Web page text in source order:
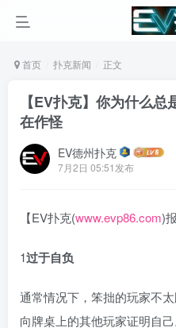
首页 扑克新闻 正文
【EV扑克】你为什么
在作怪
EV德州扑克
7月2日 05:51发布
【EV扑克(www.evp86.com)
1过于自负
通常情况下，笨拙的玩家不
向牌桌上的其他玩家证明自